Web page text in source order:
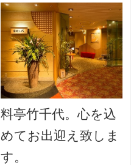
料亭竹千代。心を込
めてお出迎え致しま
す。